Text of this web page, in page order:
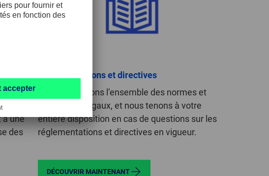
de
à une
des
Réglementations et directives
Nous respectons l’ensemble des normes et
règlements légaux, et nous tenons à votre
entière disposition en cas de questions sur les
réglementations et directives en vigueur.
DÉCOUVRIR MAINTENANT